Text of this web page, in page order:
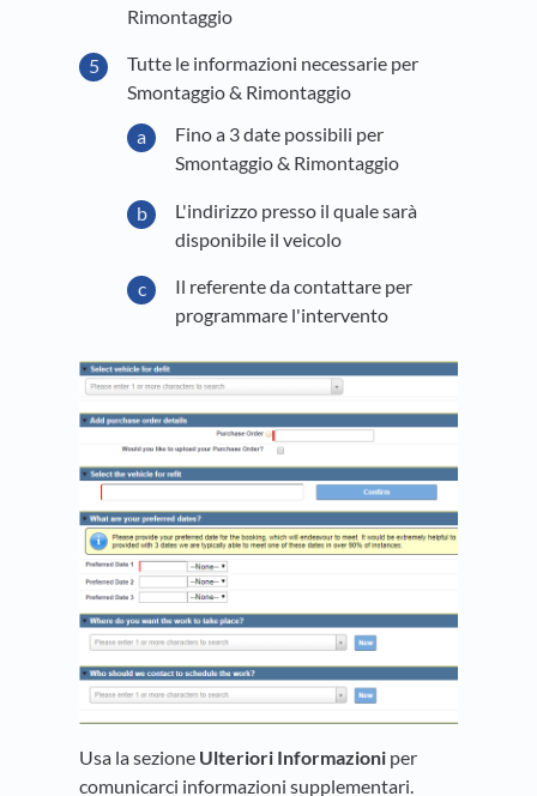
Rimontaggio
Tutte le informazioni necessarie per
Smontaggio & Rimontaggio
Fino a 3 date possibili per
Smontaggio & Rimontaggio
L'indirizzo presso il quale sarà
disponibile il veicolo
Il referente da contattare per
programmare l'intervento
Usa la sezione Ulteriori Informazioni per
comunicarci informazioni supplementari.